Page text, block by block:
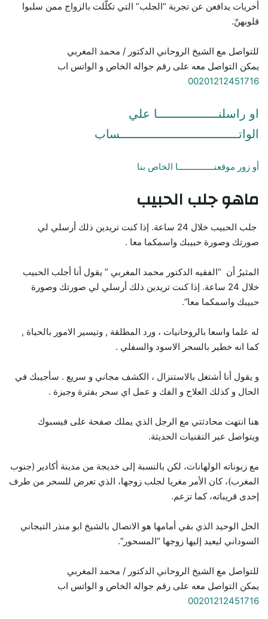
أخريات يدافعن عن تجربة “الجلب” التي تكلّلت بالزواج ممن سلبوا
قلوبهنّ.
للتواصل مع الشيخ الروحاني الدكتور / محمد المغربي
يمكن التواصل معه على رقم جواله الخاص و الواتس اب
00201212451716
او راسلنـــــــــــــــــا علي
الواتـــــــــــــــــــــــــــــــــساب
أو زور موقعنـــــــــــــــا الخاص بنا
ماهو جلب الحبيب
جلب الحبيب خلال 24 ساعة. إذا كنت تريدين ذلك أرسلي لي
صورتك وصورة حبيبك واسمكما معا .
المثيرُ أن “الفقيه الدكتور محمد المغربي ” يقول أنا أجلب الحبيب
خلال 24 ساعة. إذا كنت تريدين ذلك أرسلي لي صورتك وصورة
حبيبك واسمكما معا”.
له علما واسعا بالروحانيات ، ورد المطلقة , وتيسير الامور بالحياة ,
كما انه خطير بالسحر الاسود والسفلي .
و يقول أنا أشتغل بالاستنزال ، الكشف مجاني و سريع . سأجيبك في
الحال و كذلك العلاج و الفك و عمل اي سحر بفترة وجيزة .
هنا انتهت محادثتي مع الرجل الذي يملك صفحة على فيسبوك
ويتواصل عبر التقنيات الحديثة.
مع زبوناته الولهانات، لكن بالنسبة إلى خديجة من مدينة أكادير (جنوب
المغرب)، كان الأمر مغريا لجلب زوجها، الذي تعرض للسحر من طرف
إحدى قريباته، كما تزعم.
الحل الوحيد الذي بقي أمامها هو الاتصال بالشيخ ابو منذر التيجاني
السوداني ليعيد إليها زوجها “المسحور”.
للتواصل مع الشيخ الروحاني الدكتور / محمد المغربي
يمكن التواصل معه على رقم جواله الخاص و الواتس اب
00201212451716